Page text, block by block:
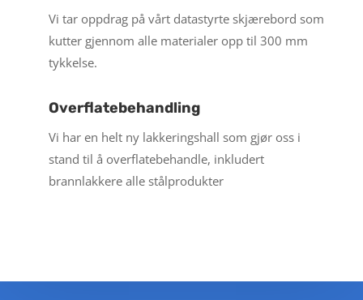
Vi tar oppdrag på vårt datastyrte skjærebord som
kutter gjennom alle materialer opp til 300 mm
tykkelse.
Overflatebehandling
Vi har en helt ny lakkeringshall som gjør oss i
stand til å overflatebehandle, inkludert
brannlakkere alle stålprodukter